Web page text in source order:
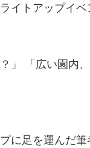
イトアップイ
」 「広い園内
に足を運んだ